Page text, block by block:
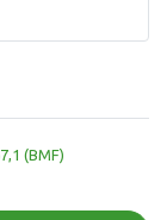
(BMF)